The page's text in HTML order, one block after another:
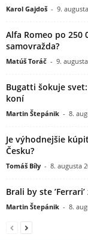
Karol Gajdoš - 9.
Alfa Romeo po 250
samovražda?
Matúš Toráč - 9.
Bugatti šokuje
koní
Martin Štepánik - 8.
Je výhodnejšie
Česku?
Tomáš Bíly - 8. augusta
Brali by ste
Martin Štepánik - 8.